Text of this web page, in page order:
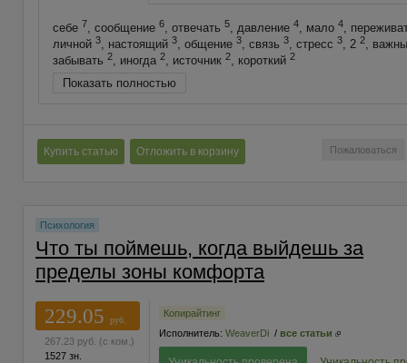
себе 7 , сообщение 6, отвечать 5, давление 4, мало 4,
личной 3, настоящий 3, общение 3, связь 3, стресс 3, 2 2,
забывать 2, иногда 2, источник 2, короткий 2
Показать полностью
Пожаловаться
Купить статью Отложить в корзину
Психология
Что ты поймешь, когда выйдешь за
пределы зоны комфорта
229.05
руб.
267.23 руб. (с ком.)
1527 зн.
Копирайтинг
Исполнитель: WeaverDi / все статьи